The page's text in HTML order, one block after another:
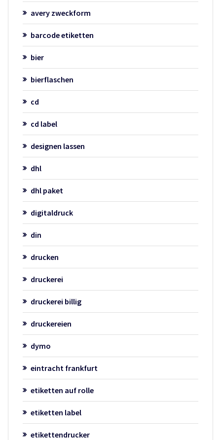
avery zweckform
barcode etiketten
bier
bierflaschen
cd
cd label
designen lassen
dhl
dhl paket
digitaldruck
din
drucken
druckerei
druckerei billig
druckereien
dymo
eintracht frankfurt
etiketten auf rolle
etiketten label
etikettendrucker